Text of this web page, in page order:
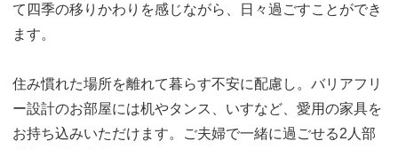
て四季の移りかわりを感じながら、日々過ごすことができ
ます。
住み慣れた場所を離れて暮らす不安に配慮し。バリアフリ
ー設計のお部屋には机やタンス、いすなど、愛用の家具を
お持ち込みいただけます。ご夫婦で一緒に過ごせる2人部